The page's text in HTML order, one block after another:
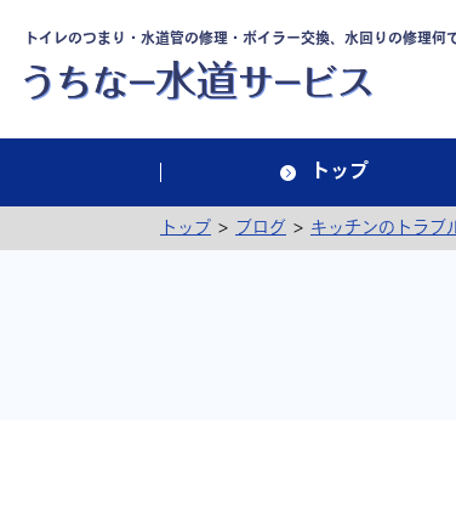
トイレのつまり・水道管の修理・ボイラー交換、水回りの修理何
トップ
トップ > ブログ > キッチンのトラブ